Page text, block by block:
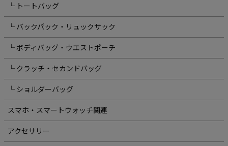
└ トートバッグ
└ バックパック・リュックサック
└ ボディバッグ・ウエストポーチ
└ クラッチ・セカンドバッグ
└ ショルダーバッグ
スマホ・スマートウォッチ関連
アクセサリー